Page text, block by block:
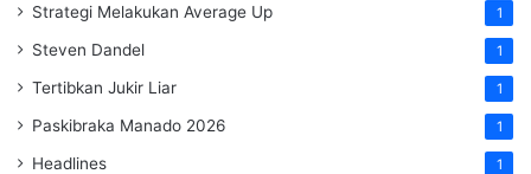
Strategi Melakukan Average Up 1
Steven Dandel 1
Tertibkan Jukir Liar 1
Paskibraka Manado 2026 1
Headlines 1